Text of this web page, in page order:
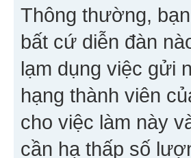
Thông thường,
bất cứ diễn đàn
lạm dụng việc gửi
hạng thành viên
cho việc làm này
cần hạ thấp số